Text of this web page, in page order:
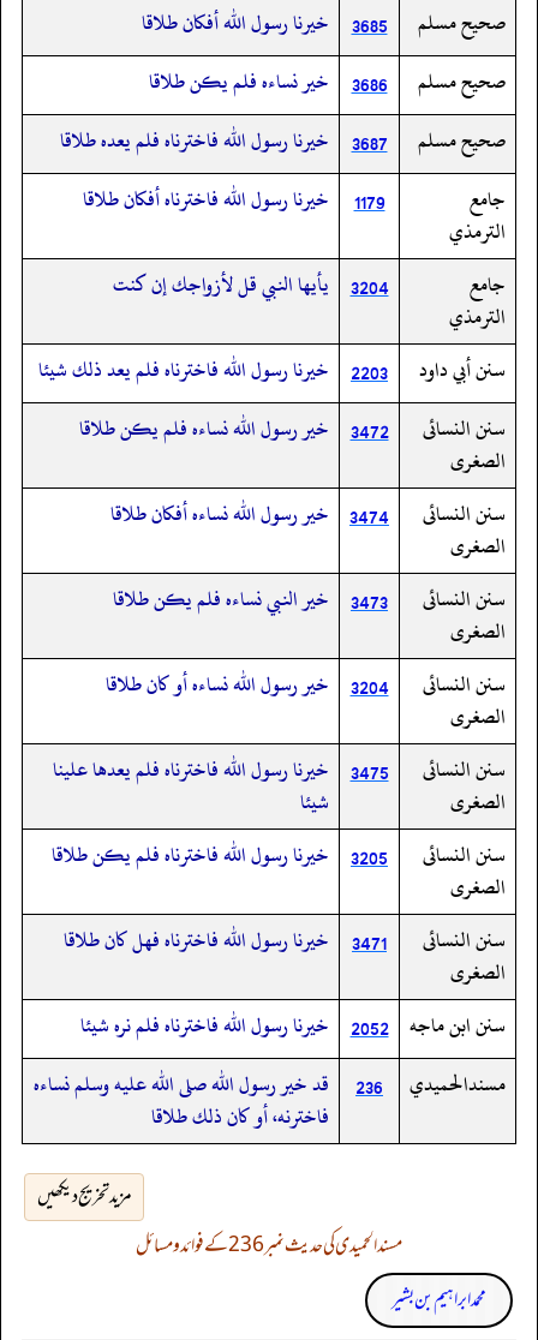
صحيح مسلم 3685
خيرنا رسول الله أفكان طلاقا
صحيح مسلم
3686
خير نساءه فلم يكن طلاقا
صحيح مسلم
3687
خيرنا رسول الله فاخترناه فلم يعده طلاقا
جامع
الترمذي
1179 خيرنا رسول الله فاخترناه أفكان طلاقا
جامع
الترمذي
3204 يأيها النبي قل لأزواجك إن كنت
سنن أبي داود 2203 خيرنا رسول الله فاخترناه فلم يعد ذلك شيئا
سنن النسائى
الصغرى
3472 خير رسول الله نساءه فلم يكن طلاقا
سنن النسائى
الصغرى
3474 خير رسول الله نساءه أفكان طلاقا
سنن النسائى
الصغرى
3473 خير النبي نساءه فلم يكن طلاقا
سنن النسائى
الصغرى
3204 خير رسول الله نساءه أو كان طلاقا
سنن النسائى
الصغرى
3475 خيرنا رسول الله فاخترناه فلم يعدها علينا
شيئا
سنن النسائى
الصغرى
3205 خيرنا رسول الله فاخترناه فلم يكن طلاقا
سنن النسائى
الصغرى
3471 خيرنا رسول الله فاخترناه فهل كان طلاقا
سنن ابن ماجه 2052 خيرنا رسول الله فاخترناه فلم نره شيئا
مسندالحميدي
236
قد خير رسول الله صلى الله عليه وسلم نساءه
فاخترنه، أو كان ذلك طلاقا
مزید تخریج دیکھیں
مسند الحمیدی کی حدیث نمبر 236 کے فوائد و مسائل
محمد ابراہیم بن بشیر